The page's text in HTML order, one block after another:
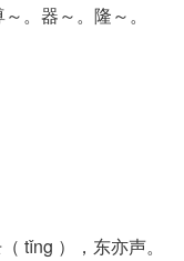
。器～。隆～。
tǐng ），东亦声。